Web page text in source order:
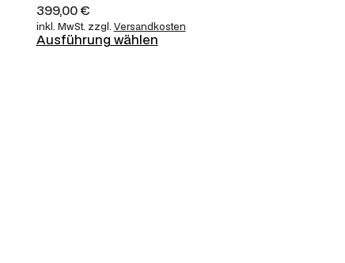
399,00€
inkl. MwSt. zzgl. Versandkosten
Ausführung wählen